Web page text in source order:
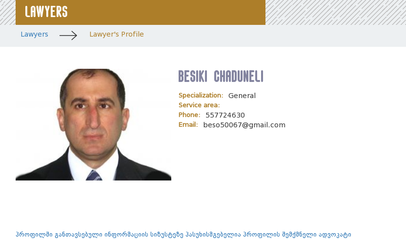
Lawyers
Lawyers Lawyer's Profile
besiki chaduneli
Specialization:
General
Service area:
Phone:
557724630
Email:
beso50067@gmail.com
პროფილში განთავსებული ინფორმაციის სიზუსტეზე პასუხისმგებელია პროფილის შემქმნელი ადვოკატი